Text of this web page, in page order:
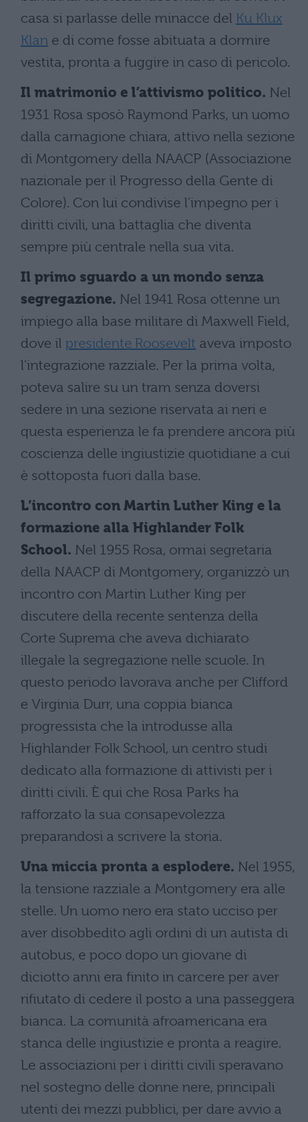
casa si parlasse delle minacce del Ku Klux
Klane di come fosse abituata a dormire
vestita, pronta a fuggire in caso di pericolo.
Il matrimonio e l’attivismo politico. Nel
1931 Rosa sposò Raymond Parks, un uomo
dalla carnagione chiara, attivo nella sezione
di Montgomery della NAACP (Associazione
nazionale per il Progresso della Gente di
Colore). Con lui condivise l’impegno per i
diritti civili, una battaglia che diventa
sempre più centrale nella sua vita.
Il primo sguardo a un mondo senza
segregazione. Nel 1941 Rosa ottenne un
impiego alla base militare di Maxwell Field,
dove il presidente Roosevelt aveva imposto
l’integrazione razziale. Per la prima volta,
poteva salire su un tram senza doversi
sedere in una sezione riservata ai neri e
questa esperienza le fa prendere ancora più
coscienza delle ingiustizie quotidiane a cui
è sottoposta fuori dalla base.
L’incontro con Martin Luther King e la
formazione alla Highlander Folk
School. Nel 1955 Rosa, ormai segretaria
della NAACP di Montgomery, organizzò un
incontro con Martin Luther King per
discutere della recente sentenza della
Corte Suprema che aveva dichiarato
illegale la segregazione nelle scuole. In
questo periodo lavorava anche per Clifford
e Virginia Durr, una coppia bianca
progressista che la introdusse alla
Highlander Folk School, un centro studi
dedicato alla formazione di attivisti per i
diritti civili. È qui che Rosa Parks ha
rafforzato la sua consapevolezza
preparandosi a scrivere la storia.
Una miccia pronta a esplodere. Nel 1955,
la tensione razziale a Montgomery era alle
stelle. Un uomo nero era stato ucciso per
aver disobbedito agli ordini di un autista di
autobus, e poco dopo un giovane di
diciotto anni era finito in carcere per aver
rifiutato di cedere il posto a una passeggera
bianca. La comunità afroamericana era
stanca delle ingiustizie e pronta a reagire.
Le associazioni per i diritti civili speravano
nel sostegno delle donne nere, principali
utenti dei mezzi pubblici, per dare avvio a